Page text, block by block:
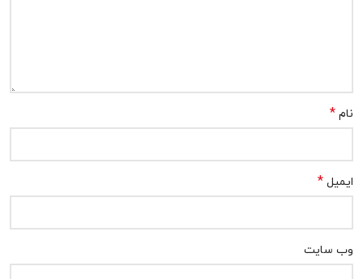
نام *
ایمیل *
وب‌ سایت